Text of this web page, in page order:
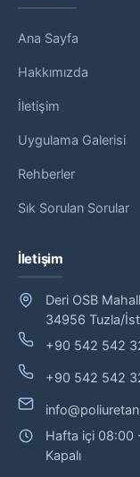
Ana Sayfa
Hakkımızda
İletişim
Uygulama Galerisi
Rehberler
Sık Sorulan Sorular
İletişim
Deri OSB
34956 Tuzla/
+90 542 542
+90 542 542
Hafta içi 08:00
Kapalı